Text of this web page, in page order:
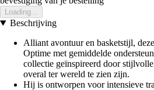
Loading...
Beschrijving
Alliant avontuur en basketstijl,
Optime met gemiddelde
collectie geïnspireerd door
overal ter wereld te zien zijn.
Hij is ontworpen voor intensieve